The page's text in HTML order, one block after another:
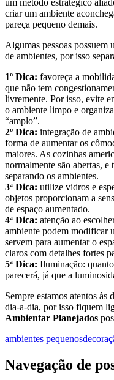
um método estratégico
criar um ambiente
pareça pequeno demais.
Algumas pessoas
de ambientes, por isso
1º Dica: favoreça a
que não tem
livremente. Por isso, evite
o ambiente limpo e
“amplo”.
2º Dica: integração de
forma de aumentar os
maiores. As cozinhas
normalmente são abertas,
separando os ambientes.
3ª Dica: utilize vidros e
objetos proporcionam a
de espaço aumentado.
4ª Dica: atenção ao
ambiente podem modificar
servem para aumentar o
claros com detalhes fortes
5ª Dica: Iluminação:
parecerá, já que a
Sempre estamos atentos às
dia-a-dia, por isso fiquem
Ambientar Planejados
ambientes pequenos
Navegação de